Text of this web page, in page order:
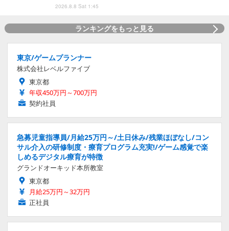
2026.8.8 Sat 1:45
ランキングをもっと見る
東京/ゲームプランナー
株式会社レベルファイブ
東京都
年収450万円～700万円
契約社員
急募児童指導員/月給25万円～/土日休み/残業ほぼなし/コン
サル介入の研修制度・療育プログラム充実!/ゲーム感覚で楽
しめるデジタル療育が特徴
グランドオーキッド本所教室
東京都
月給25万円～32万円
正社員